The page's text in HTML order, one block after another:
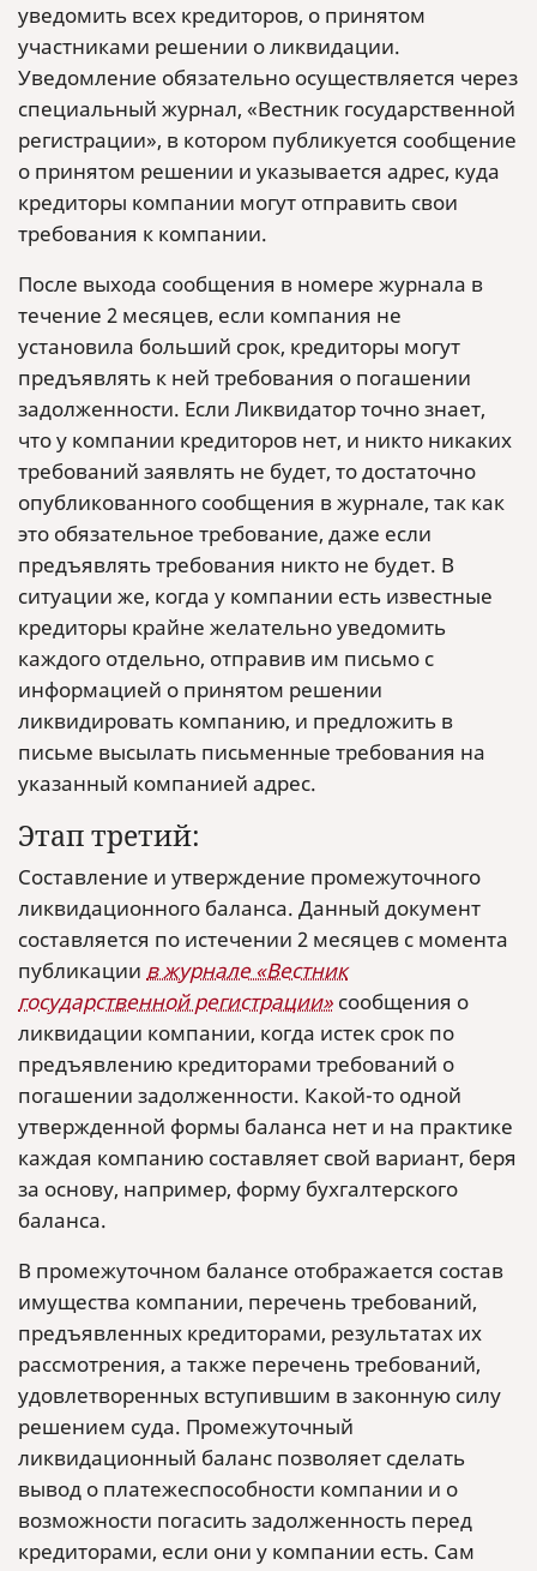
уведомить всех кредиторов, о принятом
участниками решении о ликвидации.
Уведомление обязательно осуществляется через
специальный журнал, «Вестник государственной
регистрации», в котором публикуется сообщение
о принятом решении и указывается адрес, куда
кредиторы компании могут отправить свои
требования к компании.
После выхода сообщения в номере журнала в
течение 2 месяцев, если компания не
установила больший срок, кредиторы могут
предъявлять к ней требования о погашении
задолженности. Если Ликвидатор точно знает,
что у компании кредиторов нет, и никто никаких
требований заявлять не будет, то достаточно
опубликованного сообщения в журнале, так как
это обязательное требование, даже если
предъявлять требования никто не будет. В
ситуации же, когда у компании есть известные
кредиторы крайне желательно уведомить
каждого отдельно, отправив им письмо с
информацией о принятом решении
ликвидировать компанию, и предложить в
письме высылать письменные требования на
указанный компанией адрес.
Этап третий:
Составление и утверждение промежуточного
ликвидационного баланса. Данный документ
составляется по истечении 2 месяцев с момента
публикации в журнале «Вестник
государственной регистрации» сообщения о
ликвидации компании, когда истек срок по
предъявлению кредиторами требований о
погашении задолженности. Какой-то одной
утвержденной формы баланса нет и на практике
каждая компанию составляет свой вариант, беря
за основу, например, форму бухгалтерского
баланса.
В промежуточном балансе отображается состав
имущества компании, перечень требований,
предъявленных кредиторами, результатах их
рассмотрения, а также перечень требований,
удовлетворенных вступившим в законную силу
решением суда. Промежуточный
ликвидационный баланс позволяет сделать
вывод о платежеспособности компании и о
возможности погасить задолженность перед
кредиторами, если они у компании есть. Сам